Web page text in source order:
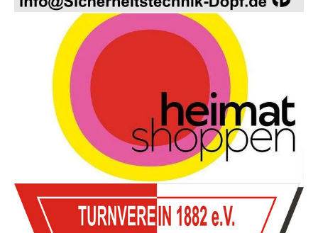
Show larger version